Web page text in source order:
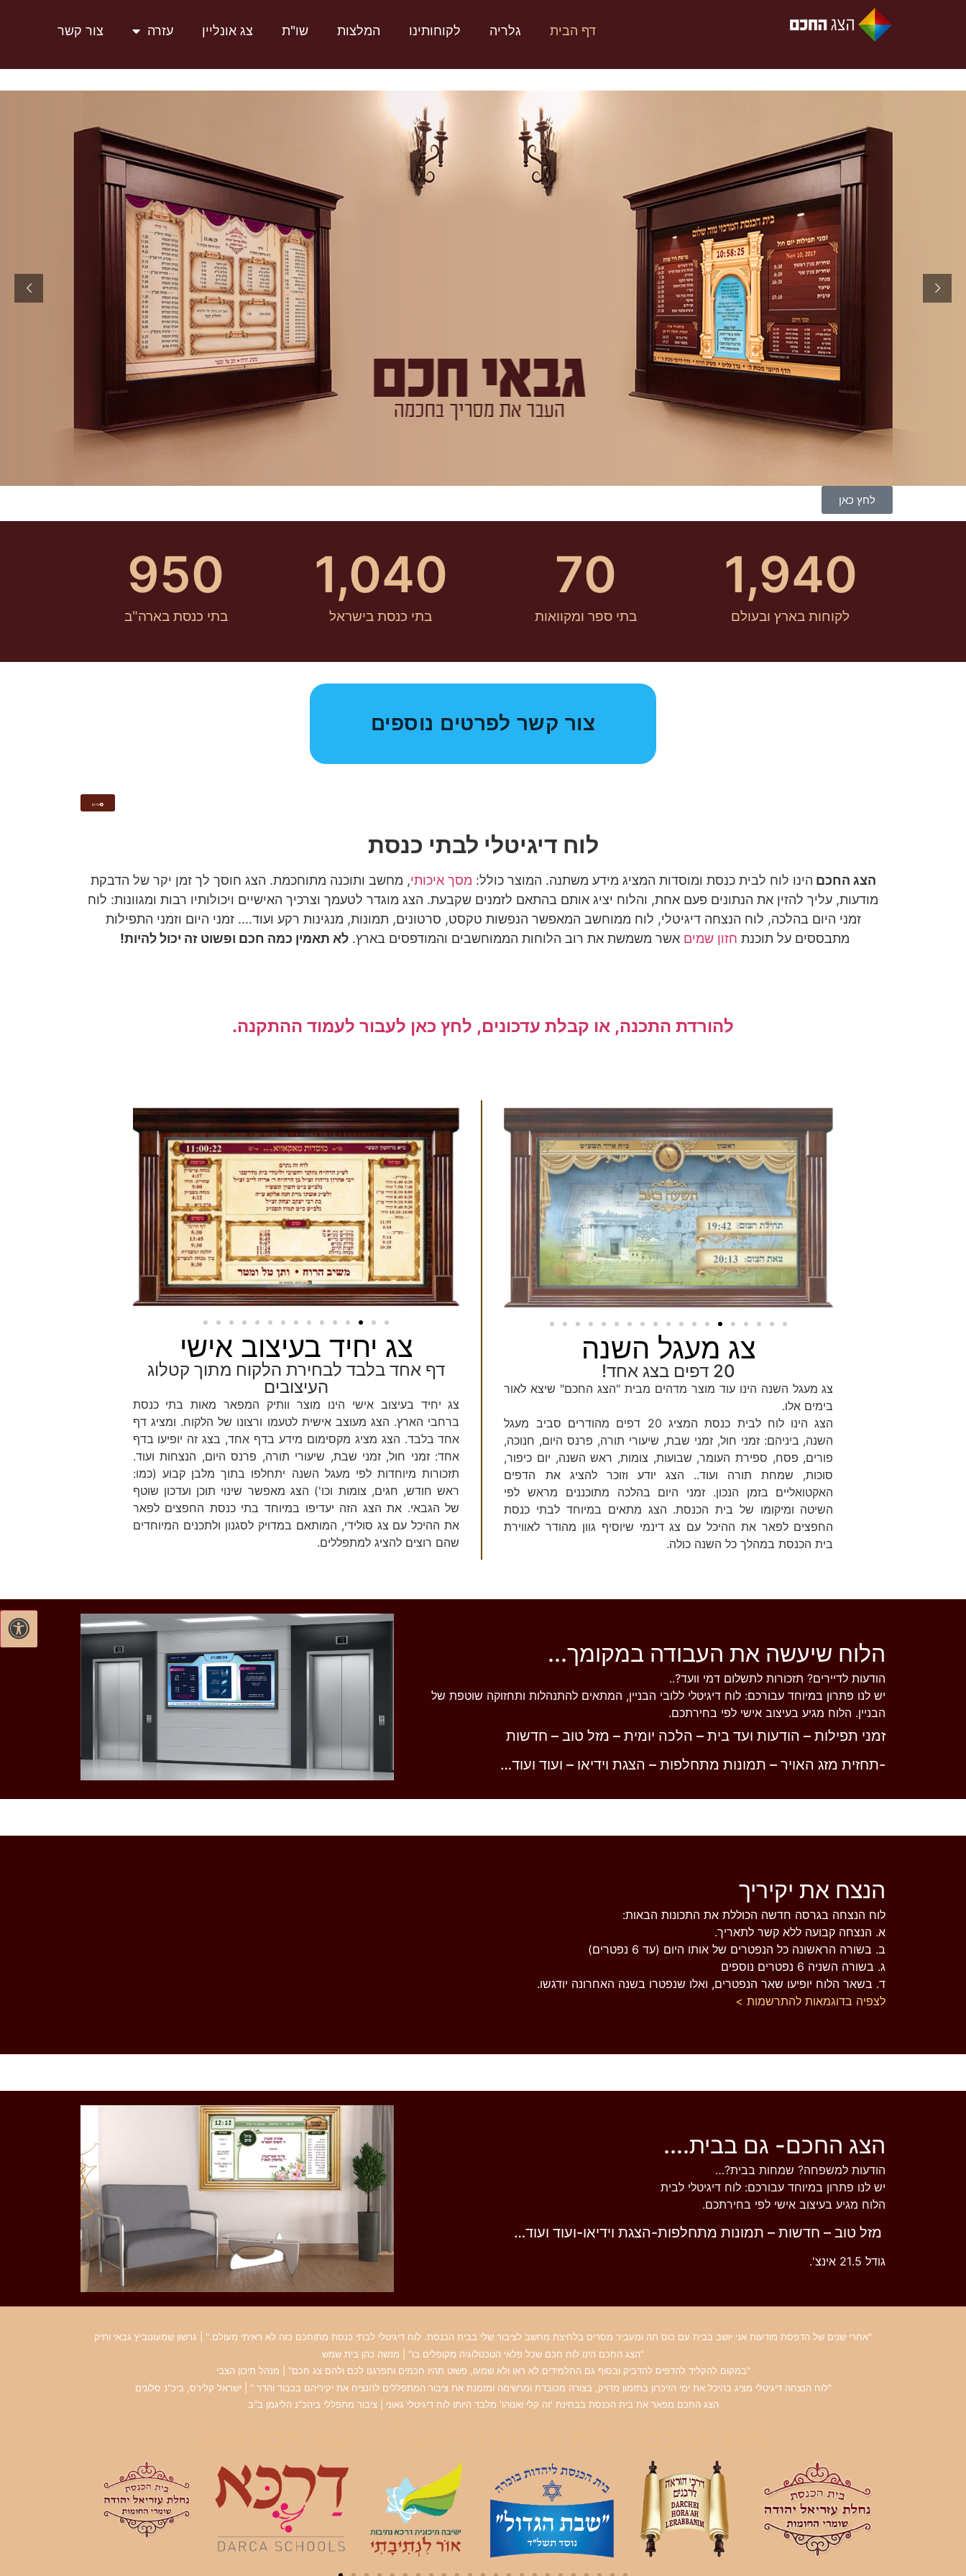
דף הבית גלריה לקוחותינו המלצות שו"ת צג אונליין עזרה צור קשר
לחץ כאן
לקוחות בארץ ובעולם
1,940
בתי ספר ומקוואות
70
בתי כנסת בישראל
1,040
בתי כנסת בארה"ב
950
צור קשר לפרטים נוספים
עדכון
לוח דיגיטלי לבתי כנסת
הצג החכם הינו לוח לבית כנסת ומוסדות המציג מידע משתנה. המוצר כולל: מסך איכותי, מחשב ותוכנה מתוחכמת. הצג חוסך לך זמן יקר של הדבקת
מודעות, עליך להזין את הנתונים פעם אחת, והלוח יציג אותם בהתאם לזמנים שקבעת. הצג מוגדר לטעמך וצרכיך האישיים ויכולותיו רבות ומגוונות: לוח
זמני היום בהלכה, לוח הנצחה דיגיטלי, לוח ממוחשב המאפשר הנפשות טקסט, סרטונים, תמונות, מנגינות רקע ועוד…. זמני היום וזמני התפילות
מתבססים על תוכנת חזון שמים אשר משמשת את רוב הלוחות הממוחשבים והמודפסים בארץ.לא תאמין כמה חכם ופשוט זה יכול להיות!
להורדת התכנה, או קבלת עדכונים, לחץ כאן לעבור לעמוד ההתקנה.
צג מעגל השנה
20 דפים בצג אחד!
צג מעגל השנה הינו עוד מוצר מדהים מבית "הצג החכם" שיצא לאור
בימים אלו.
הצג הינו לוח לבית כנסת המציג 20 דפים מהודרים סביב מעגל
השנה, ביניהם: זמני חול, זמני שבת, שיעורי תורה, פרנס היום, חנוכה,
פורים, פסח, ספירת העומר, שבועות, צומות, ראש השנה, יום כיפור,
סוכות, שמחת תורה ועוד.. הצג יודע וזוכר להציג את הדפים
האקטואליים בזמן הנכון. זמני היום בהלכה מתוכננים מראש לפי
השיטה ומיקומו של בית הכנסת. הצג מתאים במיוחד לבתי כנסת
החפצים לפאר את ההיכל עם צג דינמי שיוסיף גוון מהודר לאווירת
בית הכנסת במהלך כל השנה כולה.
צג יחיד בעיצוב אישי
דף אחד בלבד לבחירת הלקוח מתוך קטלוג
העיצובים
צג יחיד בעיצוב אישי הינו מוצר וותיק המפאר מאות בתי כנסת
ברחבי הארץ. הצג מעוצב אישית לטעמו ורצונו של הלקוח. ומציג דף
אחד בלבד. הצג מציג מקסימום מידע בדף אחד, בצג זה יופיעו בדף
אחד: זמני חול, זמני שבת, שיעורי תורה, פרנס היום, הנצחות ועוד.
תזכורות מיוחדות לפי מעגל השנה יתחלפו בתוך מלבן קבוע (כמו:
ראש חודש, חגים, צומות וכו') הצג מאפשר שינוי תוכן ועדכון שוטף
של הגבאי. את הצג הזה יעדיפו במיוחד בתי כנסת החפצים לפאר
את ההיכל עם צג סולידי, המותאם במדויק לסגנון ולתכנים המיוחדים
שהם רוצים להציג למתפללים.
הלוח שיעשה את העבודה במקומך...
הודעות לדיירים? תזכורות לתשלום דמי וועד?..
יש לנו פתרון במיוחד עבורכם: לוח דיגיטלי ללובי הבניין, המתאים להתנהלות ותחזוקה שוטפת של
הבניין. הלוח מגיע בעיצוב אישי לפי בחירתכם.
זמני תפילות – הודעות ועד בית – הלכה יומית – מזל טוב – חדשות
-תחזית מזג האויר – תמונות מתחלפות – הצגת וידיאו – ועוד ועוד…
הנצח את יקיריך
לוח הנצחה בגרסה חדשה הכוללת את התכונות הבאות:
א. הנצחה קבועה ללא קשר לתאריך.
ב. בשורה הראשונה כל הנפטרים של אותו היום (עד 6 נפטרים)
ג. בשורה השניה 6 נפטרים נוספים
ד. בשאר הלוח יופיעו שאר הנפטרים, ואלו שנפטרו בשנה האחרונה יודגשו.
לצפיה בדוגמאות להתרשמות >
הצג החכם- גם בבית....
הודעות למשפחה? שמחות בבית?…
יש לנו פתרון במיוחד עבורכם: לוח דיגיטלי לבית
הלוח מגיע בעיצוב אישי לפי בחירתכם.
מזל טוב – חדשות – תמונות מתחלפות-הצגת וידיאו-ועוד ועוד…
גודל 21.5 אינצ'.
"אחרי שנים של הדפסת מודעות אני יושב בבית עם כוס תה ומעביר מסרים בלחיצת מחשב לציבור שלי בבית הכנסת. לוח דיגיטלי לבתי כנסת מתוחכם כזה לא ראיתי מעולם." | גרשון שמעונוביץ גבאי ותיק
"הצג החכם הינו לוח חכם שכל פלאי הטכנולוגיה מקופלים בו" | מנשה כהן בית שמש
"במקום להקליד להדפיס להדביק ובסוף גם התלמידים לא ראו ולא שמעו, פשוט תהיו חכמים ותפרגנו לכם ולהם צג חכם" | מנהל תיכון הצבי
"לוח הנצחה דיגיטלי מציג בהיכל את ימי הזיכרון בתזמון מדויק, בצורה מכובדת ומרשימה ומזמנת את ציבור המתפללים להנציח את יקיריהם בכבוד והדר " | ישראל קלירס, ביכ"נ סלונים
הצג החכם מפאר את בית הכנסת בבחינת 'זה קלי ואנוהו' מלבד היותו לוח דיגיטלי גאוני | ציבור מתפללי ביהכ"נ הליגמן ב"ב